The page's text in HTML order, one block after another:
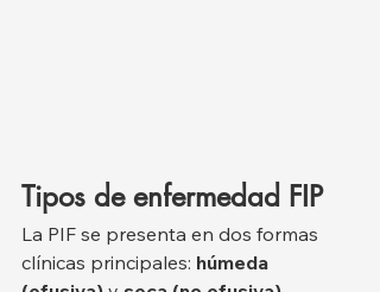
Tipos de enfermedad FIP
La PIF se presenta en dos formas
clínicas principales: húmeda